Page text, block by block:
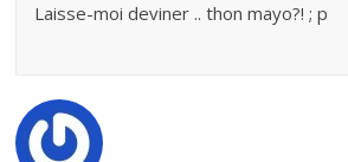
Laisse-moi deviner .. thon mayo?! ; p